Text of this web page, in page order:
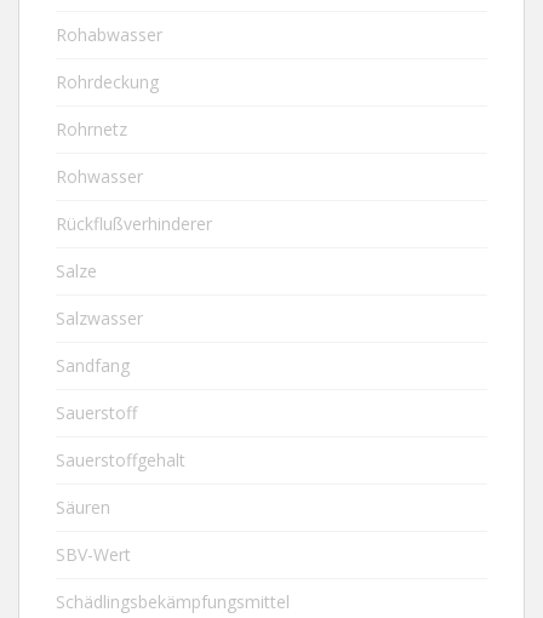
Rohabwasser
Rohrdeckung
Rohrnetz
Rohwasser
Rückflußverhinderer
Salze
Salzwasser
Sandfang
Sauerstoff
Sauerstoffgehalt
Säuren
SBV-Wert
Schädlingsbekämpfungsmittel